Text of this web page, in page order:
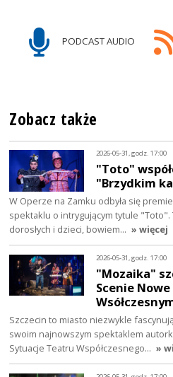
PODCAST AUDIO
Zobacz także
2026-05-31, godz. 17:00
"Toto"
"Brzydkim
W Operze na Zamku odbyła się
spektaklu o intrygującym tytule
dorosłych i dzieci, bowiem… » więcej
2026-05-31, godz. 17:00
"Mozaika"
Scenie
Szczecin to miasto niezwykle
swoim najnowszym spektaklem
Sytuacje Teatru Współczesnego… »